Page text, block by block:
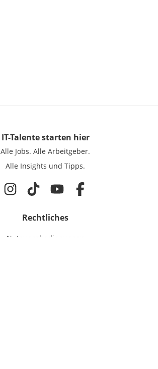
IT-Talentestarten hier
Alle Jobs. Alle Arbeitgeber.
Alle Insights und Tipps.
Rechtliches
Nutzungsbedingungen